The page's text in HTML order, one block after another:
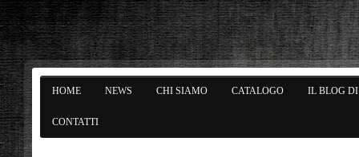
HOME NEWS CHI SIAMO CATALOGO IL BLOG
CONTATTI